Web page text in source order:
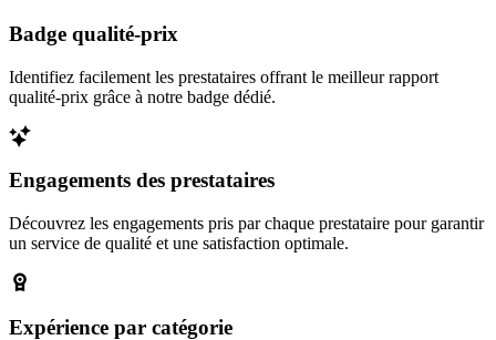
Badge qualité-prix
Identifiez facilement les prestataires offrant le meilleur rapport
qualité-prix grâce à notre badge dédié.
Engagements des prestataires
Découvrez les engagements pris par chaque prestataire pour garantir
un service de qualité et une satisfaction optimale.
Expérience par catégorie